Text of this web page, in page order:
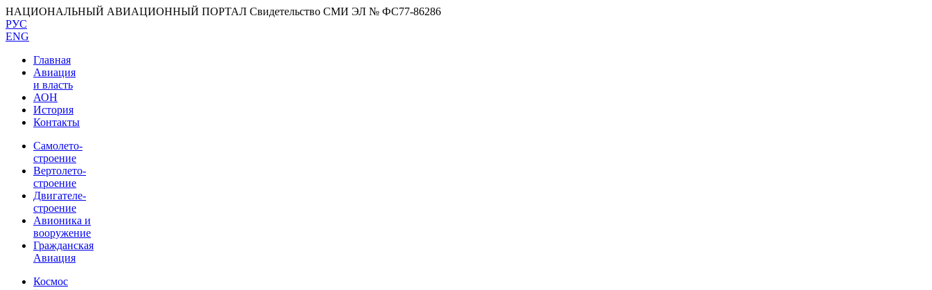
НАЦИОНАЛЬНЫЙ АВИАЦИОННЫЙ ПОРТАЛ Свидетельство СМИ ЭЛ № ФС77-86286
РУС
ENG
Главная
Авиация
и власть
АОН
История
Контакты
Самолето-
строение
Вертолето-
строение
Двигателе-
строение
Авионика и
вооружение
Гражданская
Авиация
Космос